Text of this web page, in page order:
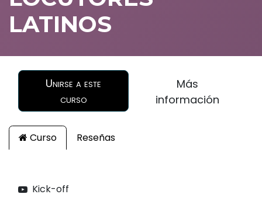
LATINOS
Unirse a este
curso
Más
información
Curso Reseñas
Kick-off